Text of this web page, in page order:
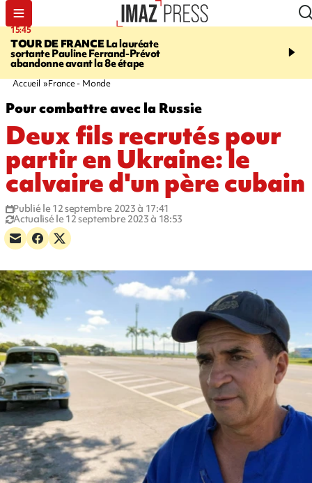
15:45
TOUR DE FRANCELa lauréate
sortante Pauline Ferrand-Prévot
abandonne avant la 8e étape
20:17
routière, concours de
Accueil France - Monde
Pour combattre avec la Russie
Deux fils recrutés pour
partir en Ukraine: le
calvaire d'un père cubain
Publié le 12 septembre 2023 à 17:41
Actualisé le 12 septembre 2023 à 18:53